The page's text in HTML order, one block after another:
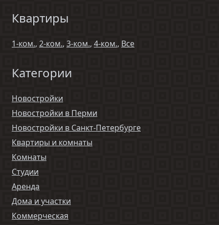
Квартиры
1-ком., 2-ком., 3-ком., 4-ком., Все
Категории
Новостройки
Новостройки в Перми
Новостройки в Санкт-Петербурге
Квартиры и комнаты
Комнаты
Студии
Аренда
Дома и участки
Коммерческая